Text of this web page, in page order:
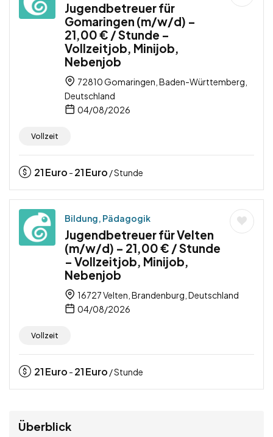
Jugendbetreuer für
Gomaringen (m/w/d) –
21,00 € / Stunde –
Vollzeitjob, Minijob,
Nebenjob
72810 Gomaringen, Baden-Württemberg,
Deutschland
04/08/2026
Vollzeit
21Euro - 21Euro / Stunde
Bildung, Pädagogik
Jugendbetreuer für Velten
(m/w/d) – 21,00 € / Stunde
– Vollzeitjob, Minijob,
Nebenjob
16727 Velten, Brandenburg, Deutschland
04/08/2026
Vollzeit
21Euro - 21Euro / Stunde
Überblick